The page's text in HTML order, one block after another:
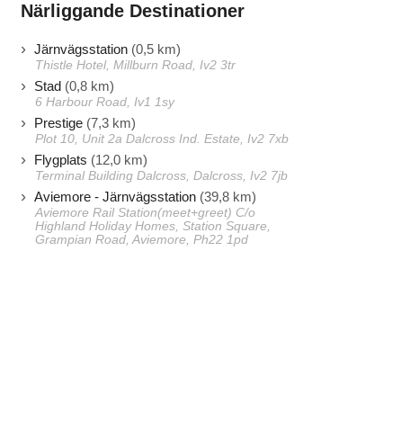
Närliggande Destinationer
Järnvägsstation (0,5 km)
Thistle Hotel, Millburn Road, Iv2 3tr
Stad (0,8 km)
6 Harbour Road, Iv1 1sy
Prestige (7,3 km)
Plot 10, Unit 2a Dalcross Ind. Estate, Iv2 7xb
Flygplats (12,0 km)
Terminal Building Dalcross, Dalcross, Iv2 7jb
Aviemore - Järnvägsstation (39,8 km)
Aviemore Rail Station(meet+greet) C/o
Highland Holiday Homes, Station Square,
Grampian Road, Aviemore, Ph22 1pd